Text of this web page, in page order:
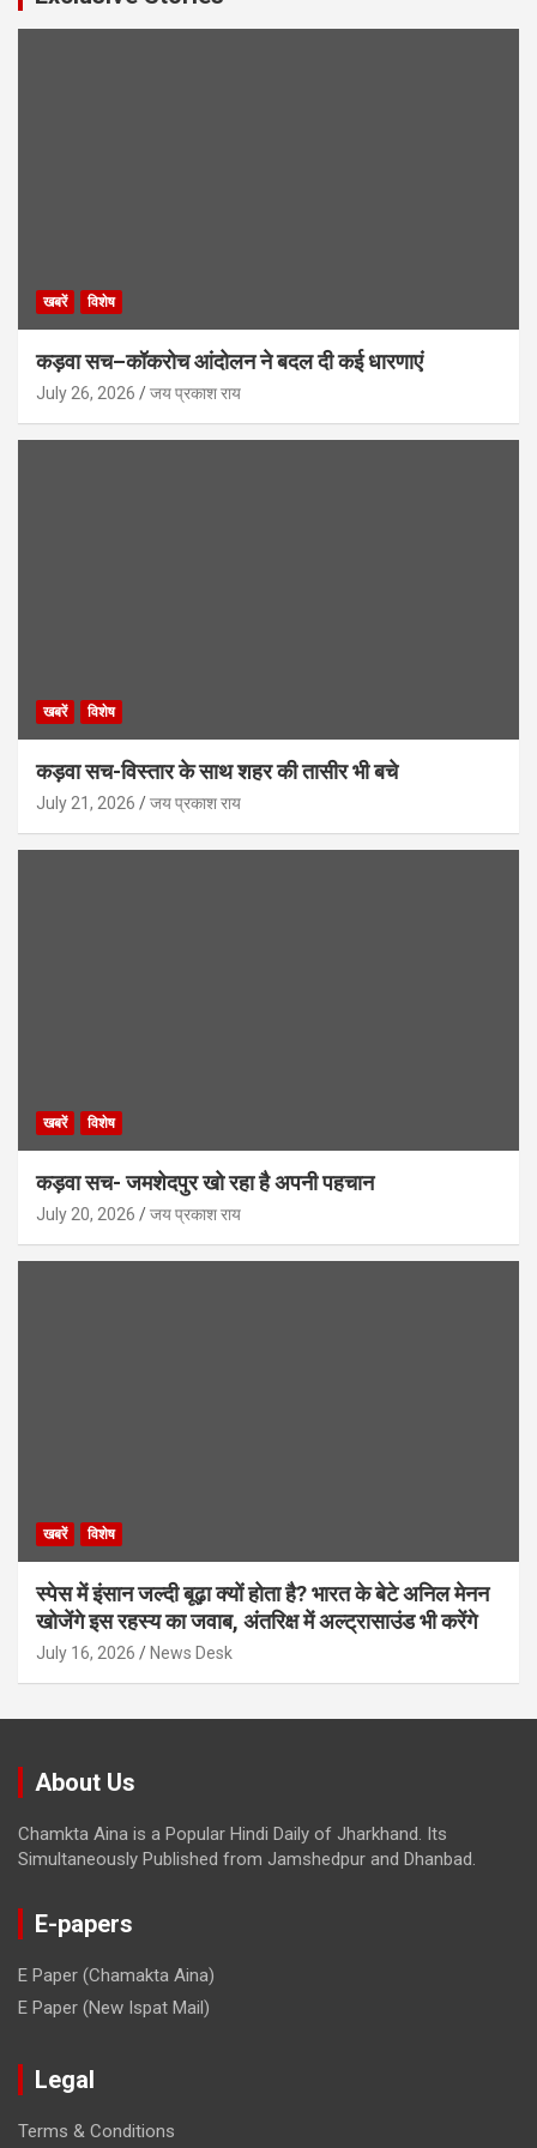
खबरें विशेष
कड़वा सच–कॉकरोच आंदोलन ने बदल दी कई धारणाएं
July 26, 2026 जय प्रकाश राय
खबरें विशेष
कड़वा सच-विस्तार के साथ शहर की तासीर भी बचे
July 21, 2026 जय प्रकाश राय
खबरें विशेष
कड़वा सच- जमशेदपुर खो रहा है अपनी पहचान
July 20, 2026 जय प्रकाश राय
खबरें विशेष
स्पेस में इंसान जल्दी बूढ़ा क्यों होता है? भारत के बेटे अनिल मेनन
खोजेंगे इस रहस्य का जवाब, अंतरिक्ष में अल्ट्रासाउंड भी करेंगे
July 16, 2026 News Desk
About Us
Chamkta Aina is a Popular Hindi Daily of Jharkhand. Its
Simultaneously Published from Jamshedpur and Dhanbad.
E-papers
E Paper (Chamakta Aina)
E Paper (New Ispat Mail)
Legal
Terms & Conditions